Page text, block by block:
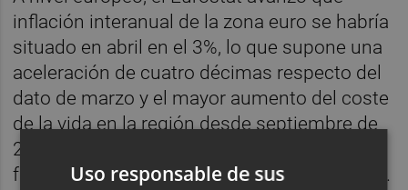
inflación interanual de la zona euro se habría
situado en abril en el 3%, lo que supone una
aceleración de cuatro décimas respecto del
dato de marzo y el mayor aumento del coste
de la vida en la región desde septiembre de
2023, mientras que el PIB de la zona euro se
frenó al 0,1% en el primer trimestre del 2026.
Uso responsable de sus